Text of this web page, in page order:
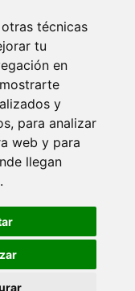
técnicas
tu
en
y
para analizar
web y para
llegan